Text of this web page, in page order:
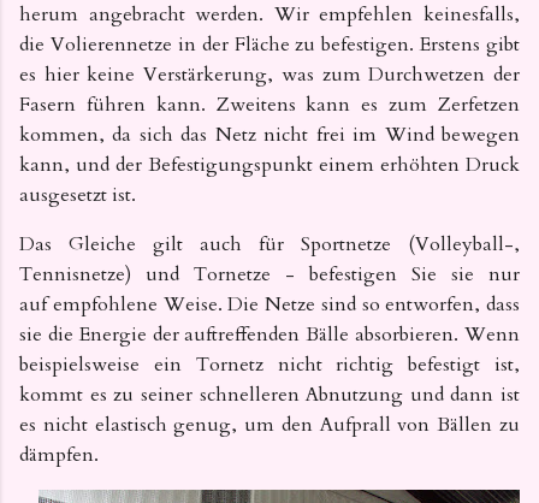
herum angebracht werden. Wir empfehlen keinesfalls,
die Volierennetze in der Fläche zu befestigen. Erstens gibt
es hier keine Verstärkerung, was zum Durchwetzen der
Fasern führen kann. Zweitens kann es zum Zerfetzen
kommen, da sich das Netz nicht frei im Wind bewegen
kann, und der Befestigungspunkt einem erhöhten Druck
ausgesetzt ist.
Das Gleiche gilt auch für Sportnetze (Volleyball-,
Tennisnetze) und Tornetze - befestigen Sie sie nur
auf empfohlene Weise. Die Netze sind so entworfen, dass
sie die Energie der auftreffenden Bälle absorbieren. Wenn
beispielsweise ein Tornetz nicht richtig befestigt ist,
kommt es zu seiner schnelleren Abnutzung und dann ist
es nicht elastisch genug, um den Aufprall von Bällen zu
dämpfen.